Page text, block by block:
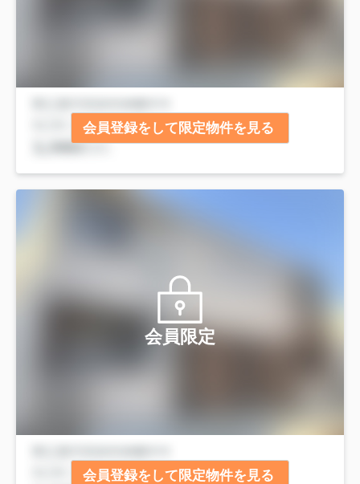
会員登録をして限定物件を見る
会員限定
会員登録をして限定物件を見る